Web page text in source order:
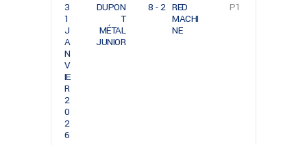
3
1
J
A
N
V
IE
R
2
0
2
6
DUPON
T
MÉTAL
JUNIOR
8 - 2 RED
MACHI
NE
P1